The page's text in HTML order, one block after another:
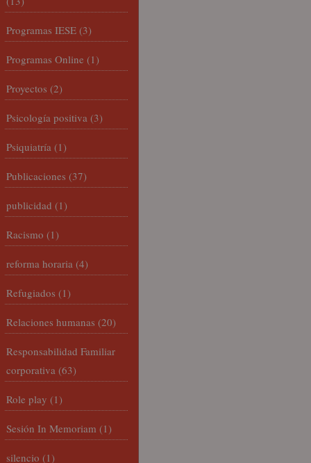
Programas IESE (3)
Programas Online (1)
Proyectos (2)
Psicología positiva (3)
Psiquiatría (1)
Publicaciones (37)
publicidad (1)
Racismo (1)
reforma horaria (4)
Refugiados (1)
Relaciones humanas (20)
Responsabilidad Familiar
corporativa (63)
Role play (1)
Sesión In Memoriam (1)
silencio (1)